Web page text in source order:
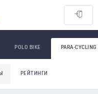
POLO BIKE PARA-CYCLING
РЕЙТИНГИ